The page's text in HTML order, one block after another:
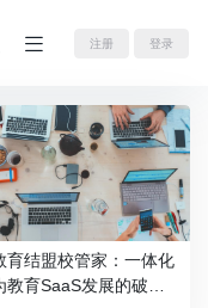
注册 登录
育结盟校管家：一体化
教育SaaS发展的破局